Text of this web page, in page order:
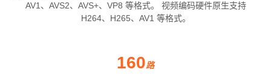
AV1、AVS2、AVS+、VP8 等格式。 视频编码硬件原生支持
H264、H265、AV1 等格式。
160路